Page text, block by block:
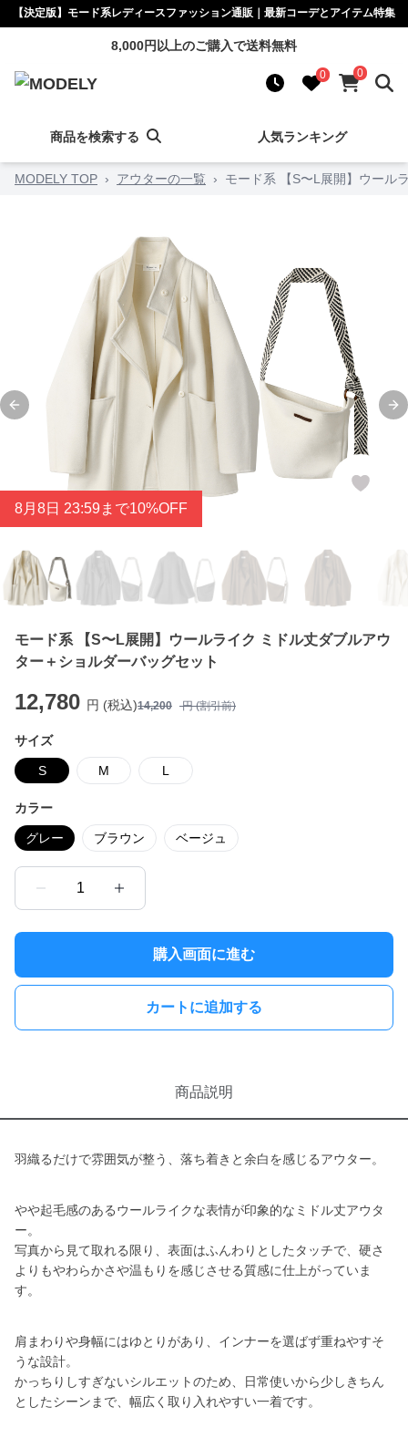
【決定版】モード系レディースファッション通販｜最新コーデとアイテム特集
8,000円以上のご購入で送料無料
0 0
商品を検索する 人気ランキング
MODELY TOP › アウターの一覧 › モード系 【S〜L展開】ウール
Previous slide
8月 8日 23:59まで10%OFF
モード系 【S〜L展開】ウールライク ミドル丈ダブルアウ
ター＋ショルダーバッグセット
12,780 円 (税込)14,200 円 (割引前)
サイズ
S M L
カラー
グレー ブラウン ベージュ
1
購入画面に進む
カートに追加する
商品説明
羽織るだけで雰囲気が整う、落ち着きと余白を感じるアウター。
やや起毛感のあるウールライクな表情が印象的なミドル丈アウタ
ー。
写真から見て取れる限り、表面はふんわりとしたタッチで、硬さ
よりもやわらかさや温もりを感じさせる質感に仕上がっていま
す。
肩まわりや身幅にはゆとりがあり、インナーを選ばず重ねやすそ
うな設計。
かっちりしすぎないシルエットのため、日常使いから少しきちん
としたシーンまで、幅広く取り入れやすい一着です。